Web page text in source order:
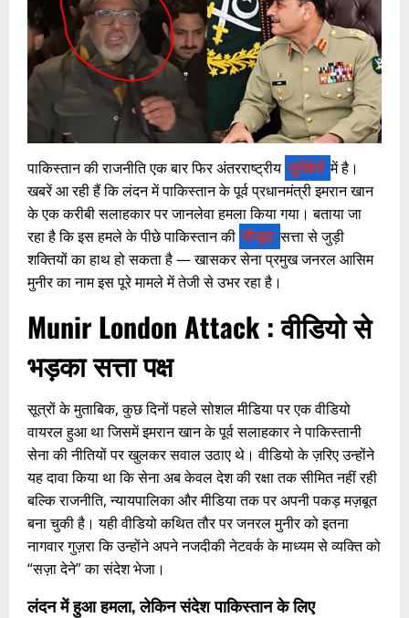
पाकिस्तान की राजनीति एक बार फिर अंतरराष्ट्रीय सुर्खियों में है।
खबरें आ रही हैं कि लंदन में पाकिस्तान के पूर्व प्रधानमंत्री इमरान खान
के एक करीबी सलाहकार पर जानलेवा हमला किया गया। बताया जा
रहा है कि इस हमले के पीछे पाकिस्तान की मौजूदा सत्ता से जुड़ी
शक्तियों का हाथ हो सकता है — खासकर सेना प्रमुख जनरल आसिम
मुनीर का नाम इस पूरे मामले में तेजी से उभर रहा है।
Munir London Attack :वीडियो से
भड़का सत्ता पक्ष
सूत्रों के मुताबिक, कुछ दिनों पहले सोशल मीडिया पर एक वीडियो
वायरल हुआ था जिसमें इमरान खान के पूर्व सलाहकार ने पाकिस्तानी
सेना की नीतियों पर खुलकर सवाल उठाए थे। वीडियो के ज़रिए उन्होंने
यह दावा किया था कि सेना अब केवल देश की रक्षा तक सीमित नहीं रही
बल्कि राजनीति, न्यायपालिका और मीडिया तक पर अपनी पकड़ मज़बूत
बना चुकी है। यही वीडियो कथित तौर पर जनरल मुनीर को इतना
नागवार गुज़रा कि उन्होंने अपने नजदीकी नेटवर्क के माध्यम से व्यक्ति को
“सज़ा देने” का संदेश भेजा।
लंदन में हुआ हमला, लेकिन संदेश पाकिस्तान के लिए